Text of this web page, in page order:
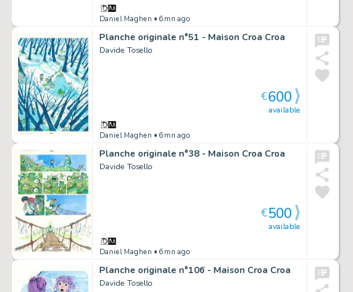
Daniel Maghen • 6mn ago
Planche originale n°51 - Maison Croa Croa
Davide Tosello
Daniel Maghen • 6mn ago
available
€600
Planche originale n°38 - Maison Croa Croa
Davide Tosello
Daniel Maghen • 6mn ago
available
€500
Planche originale n°106 - Maison Croa Croa
Davide Tosello